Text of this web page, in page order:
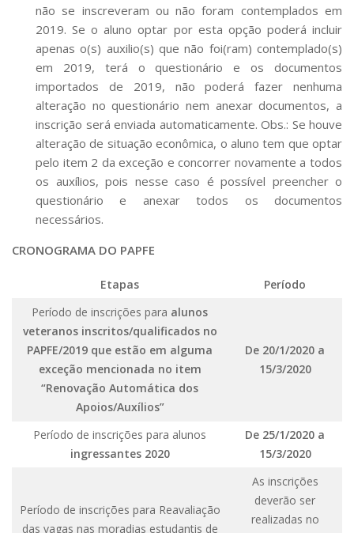
não se inscreveram ou não foram contemplados em
2019. Se o aluno optar por esta opção poderá incluir
apenas o(s) auxilio(s) que não foi(ram) contemplado(s)
em 2019, terá o questionário e os documentos
importados de 2019, não poderá fazer nenhuma
alteração no questionário nem anexar documentos, a
inscrição será enviada automaticamente. Obs.: Se houve
alteração de situação econômica, o aluno tem que optar
pelo item 2 da exceção e concorrer novamente a todos
os auxílios, pois nesse caso é possível preencher o
questionário e anexar todos os documentos
necessários.
CRONOGRAMA DO PAPFE
Etapas
Período
Período de inscrições para alunos
veteranos inscritos/qualificados no
PAPFE/2019 que estão em alguma
exceção mencionada no item
“Renovação Automática dos
Apoios/Auxílios”
De 20/1/2020 a
15/3/2020
Período de inscrições para alunos
ingressantes 2020
De 25/1/2020 a
15/3/2020
Período de inscrições para Reavaliação
das vagas nas moradias estudantis de
As inscrições
deverão ser
realizadas no